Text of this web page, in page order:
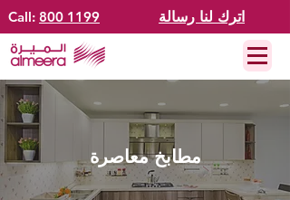
Call: 800 1199 اترك لنا رسالة
مطابخ معاصرة